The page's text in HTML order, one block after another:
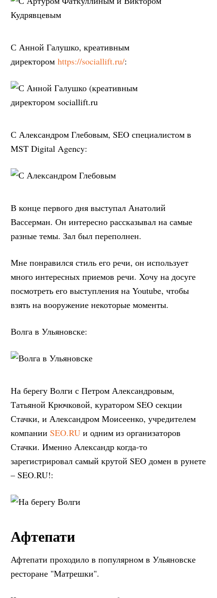
С Анной Галушко, креативным
директоромhttps://sociallift.ru/:
С Александром Глебовым, SEO специалистом в
MST Digital Agency:
В конце первого дня выступал Анатолий
Вассерман. Он интересно рассказывал на самые
разные темы. Зал был переполнен.
Мне понравился стиль его речи, он использует
много интересных приемов речи. Хочу на досуге
посмотреть его выступления на Youtube, чтобы
взять на вооружение некоторые моменты.
Волга в Ульяновске:
На берегу Волги с Петром Александровым,
Татьяной Крючковой, куратором SEO секции
Стачки, и Александром Моисеенко, учредителем
компанииSEO.RU и одним из организаторов
Стачки. Именно Александр когда-то
зарегистрировал самый крутой SEO домен в рунете
– SEO.RU!:
Афтепати
Афтепати проходило в популярном в Ульяновске
ресторане "Матрешки".